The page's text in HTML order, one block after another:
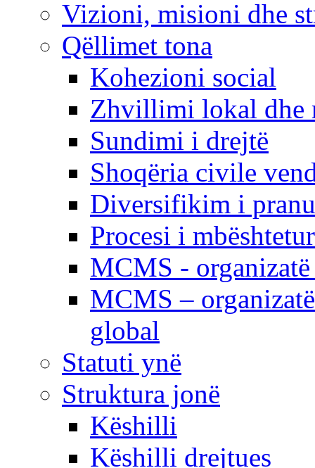
Vizioni, misioni dhe
Qëllimet tona
Kohezioni social
Zhvillimi lokal dhe
Sundimi i drejtë
Shoqëria civile
Diversifikim i
Procesi i
MCMS -
MCMS –
global
Statuti ynë
Struktura jonë
Këshilli
Këshilli drejtues